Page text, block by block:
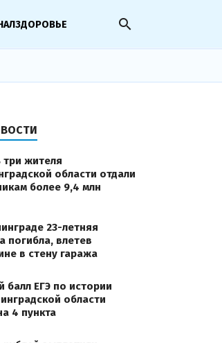
ЗДОРОВЬЕ search
три жителя
области отдали
более 9,4 млн
23-летняя
погибла, влетев
в стену гаража
балл ЕГЭ по истории
области
4 пункта